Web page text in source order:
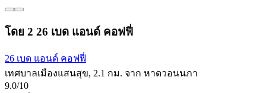
โดย 2 26 เบด แอนด์ คอฟฟี่
26 เบด แอนด์ คอฟฟี่
เทศบาลเมืองแสนสุข, 2.1 กม. จาก หาดวอนนภา
9.0/10